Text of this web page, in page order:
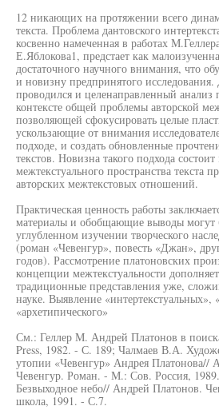
12 никающих на протяжении всего
текста. Проблема дантовского
косвенно намеченная в работах
Е.Яблокова1, предстает как
достаточного научного внимания, что
и новизну предпринятого
проводился и целенаправленный анализ
контексте общей проблемы авторской
позволяющей сфокусировать целые
ускользающие от внимания
подходе, и создать обновленные
текстов. Новизна такого подхода
межтекстуального пространства текста
авторских межтекстовых отношений.
Практическая ценность работы
материалы и обобщающие выводы могут
углубленном изучении творческого
(роман «Чевенгур», повесть «Джан»,
годов). Рассмотрение платоновских
концепции межтекстуальности
традиционные представления уже,
науке. Выявление
«архетипического»
См.: Геллер М. Андрей Платонов в
Press, 1982. - С. 189; Чалмаев В.А.
утопии «Чевенгур» Андрея Платонова//
Чевенгур. Роман. - М.: Сов. Россия,
Безвыходное небо// Андрей Платонов.
школа, 1991. - С.7.